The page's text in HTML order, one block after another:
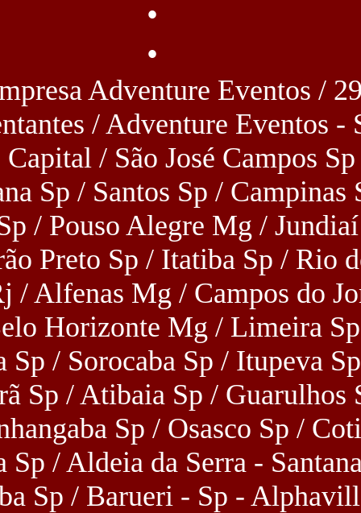
•
•
Adventure Eventos /
/ Adventure Eventos -
/ São José Campos
Sp / Santos Sp / Campinas
/ Pouso Alegre Mg /
Preto Sp / Itatiba Sp / Rio
/ Alfenas Mg / Campos do
Horizonte Mg / Limeira
Sp / Sorocaba Sp / Itupeva
Sp / Atibaia Sp / Guarulhos
Sp / Osasco Sp /
Sp / Aldeia da Serra -
Sp / Barueri - Sp -